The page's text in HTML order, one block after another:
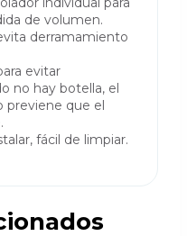
de volumen.
derramamiento
evitar
no hay botella, el
previene que el
fácil de limpiar.